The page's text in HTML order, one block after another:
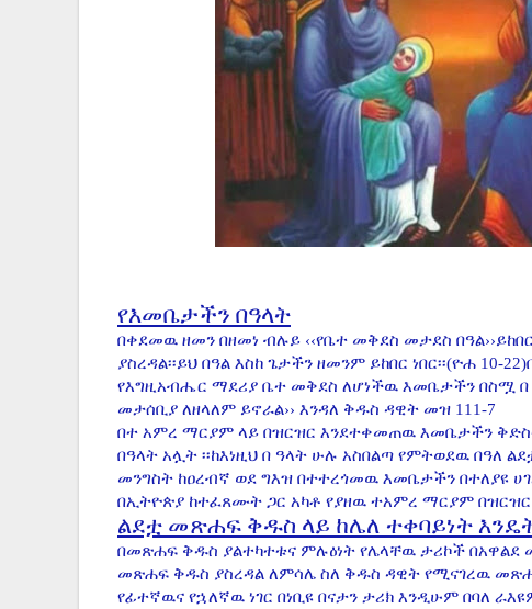
የእመቤታችን በዓላት
በቀደመዉ ዘመን በዘመነ ብሉይ ‹‹የቤተ መቅደስ መታደስ
ያስረዳል፡፡ይህ በዓል እስከ ጌታችን ዘመንም ይከበር ነበር፡፡(ዮሐ 10-
የእግዚአብሔር ማደሪያ ቤተ መቅደስ ለሆነችዉ እመቤታችን በስሟ በ
መታሰቢያ ለዘላለም ይኖራል›› እንዳለ ቅዱስ ዳዊት መዝ 111-7
በተ አምረ ማርያም ላይ በዝርዝር እንደተቀመጠዉ እመቤታችን
በዓላት አሏት ፡፡ከእነዚህ በ ዓላት ሁሉ አስበልጣ የምትወደዉ በዓለ
መንግስት ከዐረብኛ ወደ ግእዝ በተተረጎመዉ እመቤታችን በተለያዩ
በኢትዮጵያ ከተፈጸሙት ጋር አካቶ የያዘዉ ተአምረ ማርያም በዝርዝር
ልደቷ መጽሐፍ ቅዱስ ላይ ከሌለ ተቀባይነት
በመጽሐፍ ቅዱስ ያልተካተቱና ምሉዕነት የሌላቸዉ ታሪኮች
መጽሐፍ ቅዱስ ያስረዳል ለምሳሌ ስለ ቅዱስ ዳዊት የሚናገረዉ
የፊተኛዉና የኋለኛዉ ነገር በነቢዩ በናታን ታሪክ እንዲሁም በባለ